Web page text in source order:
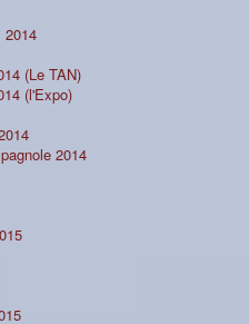
2014
(Le TAN)
(l'Expo)
2014